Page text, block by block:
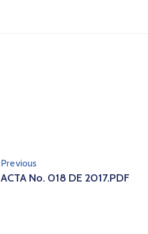
Previous
ACTA No. 018 DE 2017.PDF